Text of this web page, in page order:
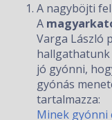
A nagyböjti
A
Varga László
hallgathatunk
jó gyónni,
gyónás
tartalmazza:
Minek gyónni